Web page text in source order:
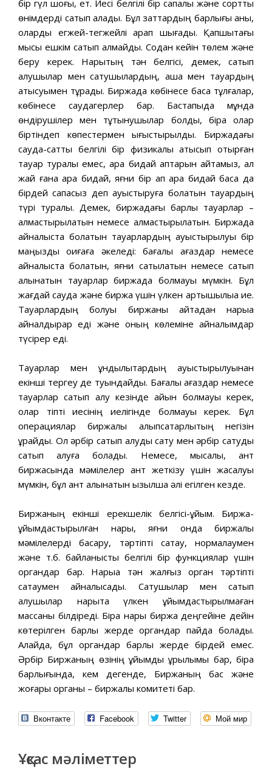
бір гүл шоғы, ет. Иесі белгілі бір сапалы және сортты
өнімдерді сатып алады. Бұл заттардың барлығы анық,
оларды егжей-тегжейлі қарап шығады. Қапшықтағы
мысық ешкім сатып алмайды. Содан кейін төлем және
беру керек. Нарықтың тән белгісі, демек, сатып
алушылар мен сатушылардың, ақша мен тауардың
қатысуымен тұрады. Биржада көбінесе басқа тұлғалар,
көбінесе саудагерлер бар. Бастапқыда мұнда
өндірушілер мен тұтынушылар болды, бірақ олар
біртіндеп көпестермен ығыстырылды. Биржадағы
сауда-саттық белгілі бір физикалық қатысып отырған
тауар туралы емес, қара бидай қаптарын айтамыз, ал
жай ғана қара бидай, яғни бір қап қара бидай басқа да
бірдей сапасыз деп ауыстыруға болатын тауардың
түрі туралы. Демек, биржадағы барлық тауарлар –
алмастырылатын немесе алмастырылатын. Биржада
айналыста болатын тауарлардың ауыстырылуы бір
маңызды оқиғаға әкеледі: бағалы қағаздар немесе
айналыста болатын, яғни сатылатын немесе сатып
алынатын тауарлар биржада болмауы мүмкін. Бұл
жағдай сауда және биржа үшін үлкен артықшылыққа ие.
Тауарлардың болуы биржаны қайтадан нарыққа
айналдырар еді және оның көлеміне айналымдар
түсірер еді.
Тауарлар мен құндылықтардың ауыстырылуынан
екінші тергеу де туындайды. Бағалы қағаздар немесе
тауарлар сатып алу кезінде айқын болмауы керек,
олар тіпті иесінің иелігінде болмауы керек. Бұл
операциялар биржалық алыпсатарлықтың негізін
құрайды. Ол әрбір сатып алуды сату мен әрбір сатуды
сатып алуға болады. Немесе, мысалы, қант
биржасында мәмілелер қант жеткізу үшін жасалуы
мүмкін, бұл қант алынатын қызылша әлі егілген кезде.
Биржаның екінші ерекшелік белгісі-ұйым. Биржа-
ұйымдастырылған нарық, яғни онда биржалық
мәмілелерді басқару, тәртіпті сақтау, нормалаумен
және т.б. байланысты белгілі бір функциялар үшін
органдар бар. Нарыққа тән жалғыз орган тәртіпті
сақтаумен айналысады. Сатушылар мен сатып
алушылар нарықта үлкен ұйымдастырылмаған
массаны білдіреді. Бірақ нарық биржа деңгейіне дейін
көтерілген барлық жерде органдар пайда болады.
Алайда, бұл органдар барлық жерде бірдей емес.
Әрбір Биржаның өзінің ұйымдық құрылымы бар, бірақ
барлығында, кем дегенде, Биржаның бас және
жоғары органы – биржалық комитеті бар.
Вконтакте Facebook Twitter Мой мир
Ұқсас мәліметтер